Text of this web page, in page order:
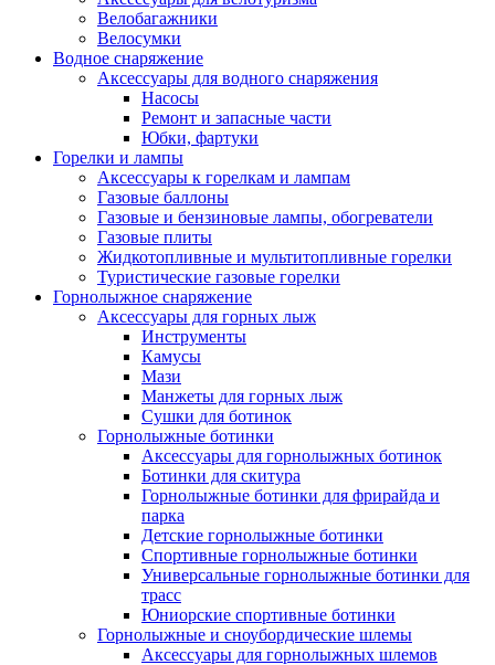
Велобагажники
Велосумки
Водное снаряжение
Аксессуары для водного снаряжения
Насосы
Ремонт и запасные части
Юбки, фартуки
Горелки и лампы
Аксессуары к горелкам и лампам
Газовые баллоны
Газовые и бензиновые лампы, обогреватели
Газовые плиты
Жидкотопливные и мультитопливные горелки
Туристические газовые горелки
Горнолыжное снаряжение
Аксессуары для горных лыж
Инструменты
Камусы
Мази
Манжеты для горных лыж
Сушки для ботинок
Горнолыжные ботинки
Аксессуары для горнолыжных ботинок
Ботинки для скитура
Горнолыжные ботинки для фрирайда и
парка
Детские горнолыжные ботинки
Спортивные горнолыжные ботинки
Универсальные горнолыжные ботинки для
трасс
Юниорские спортивные ботинки
Горнолыжные и сноубордические шлемы
Аксессуары для горнолыжных шлемов